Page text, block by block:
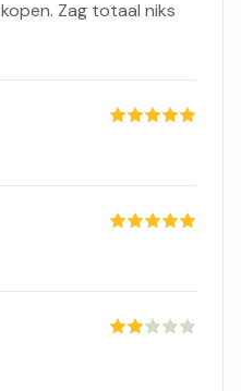
Zag totaal niks